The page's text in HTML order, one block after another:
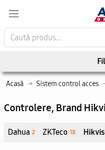
Acasă → Sistem control acces
Controlere, Brand
Dahua 2 ZKTeco 18